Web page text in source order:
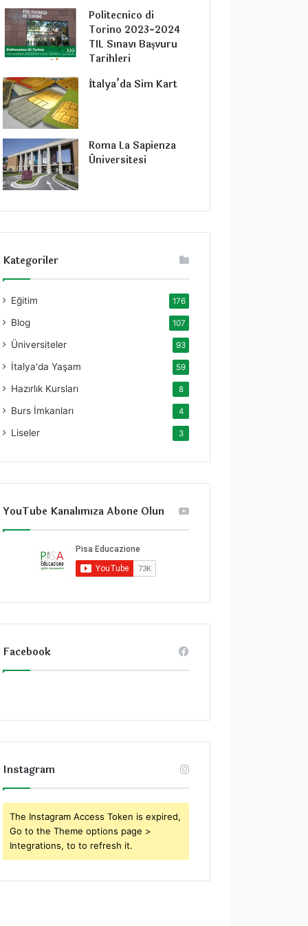
Politecnico di
Torino 2023-2024
TIL Sınavı Başvuru
Tarihleri
İtalya’da Sim Kart
Roma La Sapienza
Üniversitesi
Kategoriler
Eğitim 176
Blog 107
Üniversiteler 93
İtalya'da Yaşam 59
Hazırlık Kursları 8
Burs İmkanları 4
Liseler 3
YouTube Kanalımıza Abone Olun
Facebook
Instagram
The Instagram Access Token is expired,
Go to the Theme options page >
Integrations, to to refresh it.